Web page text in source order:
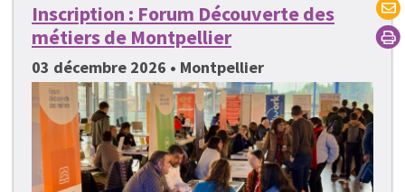
Inscription : Forum Découverte des
métiers de Montpellier
03 décembre 2026 • Montpellier